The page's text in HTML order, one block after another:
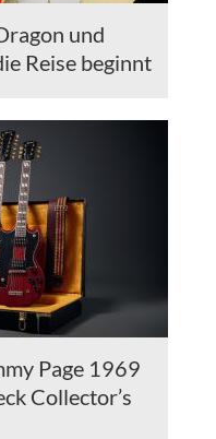
und
Reise beginnt
Page 1969
Collector’s